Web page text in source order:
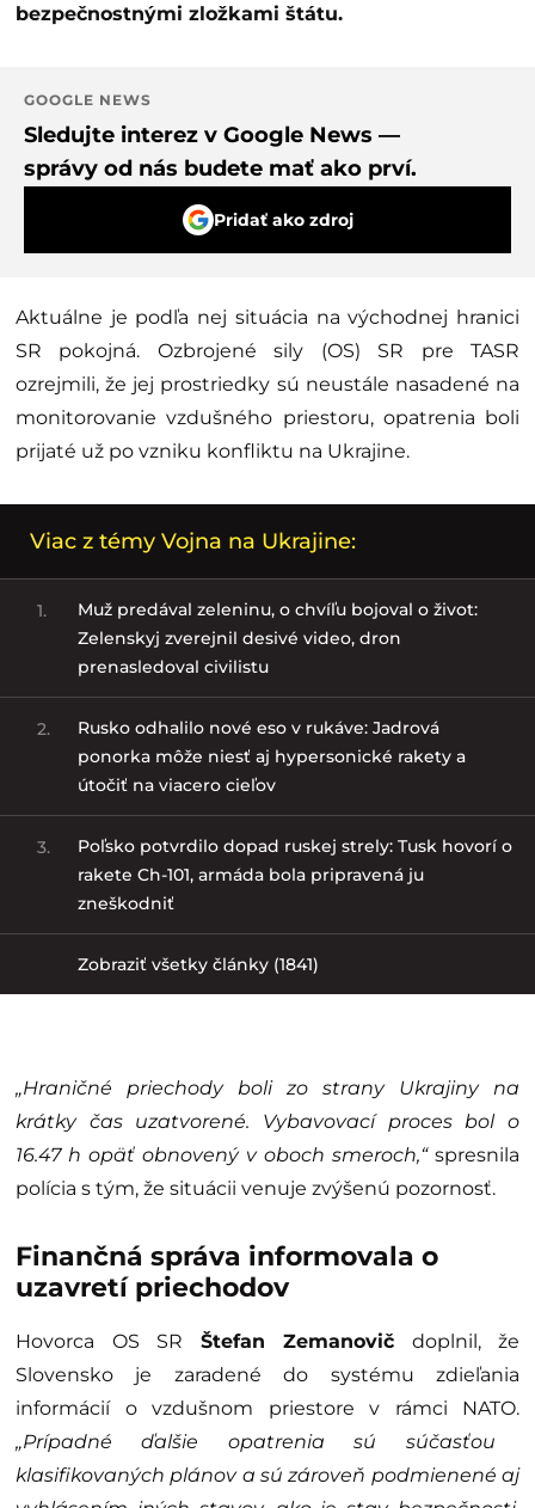
bezpečnostnými zložkami štátu.
GOOGLE NEWS
Sledujte interez v Google News —
správy od nás budete mať ako prví.
Pridať ako zdroj
Aktuálne je podľa nej situácia na východnej hranici
SR pokojná. Ozbrojené sily (OS) SR pre TASR
ozrejmili, že jej prostriedky sú neustále nasadené na
monitorovanie vzdušného priestoru, opatrenia boli
prijaté už po vzniku konfliktu na Ukrajine.
Viac z témy Vojna na Ukrajine:
1.
Muž predával zeleninu, o chvíľu bojoval o život:
Zelenskyj zverejnil desivé video, dron
prenasledoval civilistu
2.
Rusko odhalilo nové eso v rukáve: Jadrová
ponorka môže niesť aj hypersonické rakety a
útočiť na viacero cieľov
3.
Poľsko potvrdilo dopad ruskej strely: Tusk hovorí o
rakete Ch-101, armáda bola pripravená ju
zneškodniť
Zobraziť všetky články (1841)
„Hraničné priechody boli zo strany Ukrajiny na
krátky čas uzatvorené. Vybavovací proces bol o
16.47 h opäť obnovený v oboch smeroch,“spresnila
polícia s tým, že situácii venuje zvýšenú pozornosť.
Finančná správa informovala o
uzavretí priechodov
Hovorca OS SR Štefan Zemanovič doplnil, že
Slovensko je zaradené do systému zdieľania
informácií o vzdušnom priestore v rámci NATO.
„Prípadné ďalšie opatrenia sú súčasťou
klasifikovaných plánov a sú zároveň podmienené aj